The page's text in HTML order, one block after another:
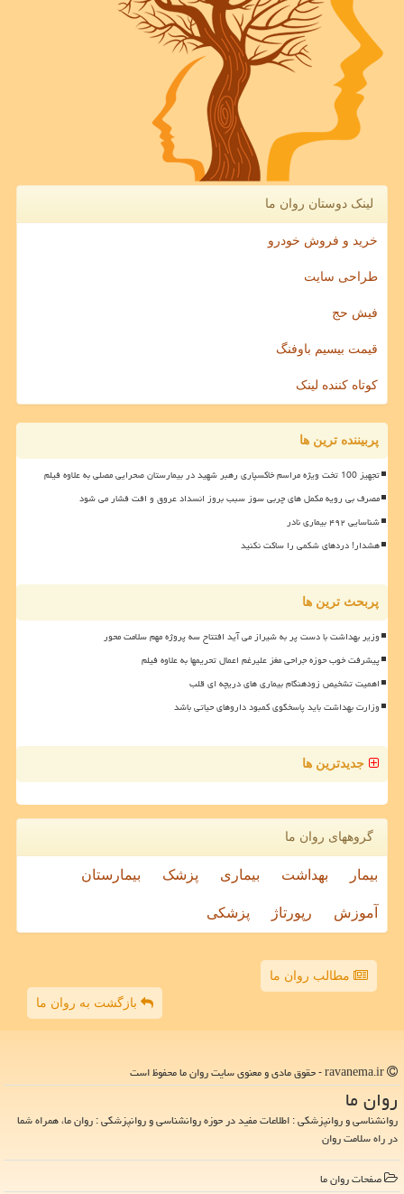
لینک دوستان روان ما
خرید و فروش خودرو
طراحی سایت
فیش حج
قیمت بیسیم باوفنگ
کوتاه کننده لینک
پربیننده ترین ها
تجهیز 100 تخت ویژه مراسم خاکسپاری رهبر شهید در بیمارستان صحرایی مصلی به علاوه فیلم
مصرف بی رویه مکمل های چربی سوز سبب بروز انسداد عروق و افت فشار می شود
شناسایی ۴۹۲ بیماری نادر
هشدار! دردهای شکمی را ساکت نکنید
پربحث ترین ها
وزیر بهداشت با دست پر به شیراز می آید افتتاح سه پروژه مهم سلامت محور
پیشرفت خوب حوزه جراحی مغز علیرغم اعمال تحریمها به علاوه فیلم
اهمیت تشخیص زودهنگام بیماری های دریچه ای قلب
وزارت بهداشت باید پاسخگوی کمبود داروهای حیاتی باشد
جدیدترین ها
گروههای روان ما
بیمار بهداشت بیماری پزشک بیمارستان
آموزش رپورتاژ پزشکی
مطالب روان ما
بازگشت به روان ما
روان ما
روانشناسی و روانپزشکی : اطلاعات مفید در حوزه روانشناسی و روانپزشکی : روان ما، همراه شما
در راه سلامت روان
صفحات روان ما